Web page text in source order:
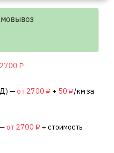
₽
— от 2700 ₽ + 50 ₽/км за
от 2700 ₽ + стоимость